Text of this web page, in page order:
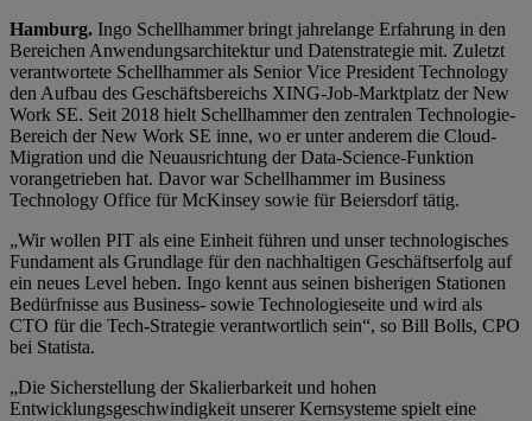
Hamburg. Ingo Schellhammer bringt jahrelange Erfahrung in den
Bereichen Anwendungsarchitektur und Datenstrategie mit. Zuletzt
verantwortete Schellhammer als Senior Vice President Technology
den Aufbau des Geschäftsbereichs XING-Job-Marktplatz der New
Work SE. Seit 2018 hielt Schellhammer den zentralen Technologie-
Bereich der New Work SE inne, wo er unter anderem die Cloud-
Migration und die Neuausrichtung der Data-Science-Funktion
vorangetrieben hat. Davor war Schellhammer im Business
Technology Office für McKinsey sowie für Beiersdorf tätig.
„Wir wollen PIT als eine Einheit führen und unser technologisches
Fundament als Grundlage für den nachhaltigen Geschäftserfolg auf
ein neues Level heben. Ingo kennt aus seinen bisherigen Stationen
Bedürfnisse aus Business- sowie Technologieseite und wird als
CTO für die Tech-Strategie verantwortlich sein“, so Bill Bolls, CPO
bei Statista.
„Die Sicherstellung der Skalierbarkeit und hohen
Entwicklungsgeschwindigkeit unserer Kernsysteme spielt eine